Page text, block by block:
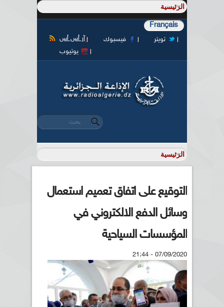
Français
آر أس أس فيسبوك
تويتر
يوتيوب
استمارة البحث
‏بحث ‏
التوقيع على اتفاق تعميم استعمال
وسائل الدفع الالكتروني في
المؤسسات السياحية
07/09/2020 - 21:44